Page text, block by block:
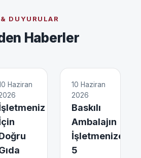
DUYURULAR
Haberler
Haziran
10 Haziran
2026
Baskılı
Ambalajın
İşletmenize
5